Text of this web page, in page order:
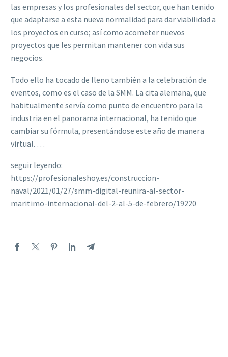
las empresas y los profesionales del sector, que han tenido
que adaptarse a esta nueva normalidad para dar viabilidad a
los proyectos en curso; así como acometer nuevos
proyectos que les permitan mantener con vida sus
negocios.
Todo ello ha tocado de lleno también a la celebración de
eventos, como es el caso de la SMM. La cita alemana, que
habitualmente servía como punto de encuentro para la
industria en el panorama internacional, ha tenido que
cambiar su fórmula, presentándose este año de manera
virtual. …
seguir leyendo:
https://profesionaleshoy.es/construccion-
naval/2021/01/27/smm-digital-reunira-al-sector-
maritimo-internacional-del-2-al-5-de-febrero/19220